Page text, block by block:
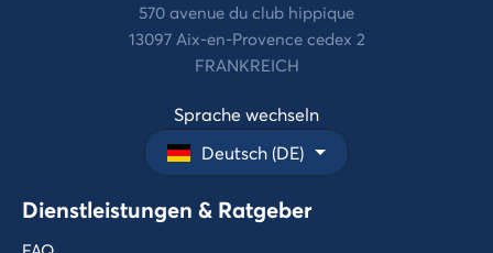
570 avenue du club hippique
13097 Aix-en-Provence cedex 2
FRANKREICH
Sprache wechseln
Deutsch (DE)
Dienstleistungen & Ratgeber